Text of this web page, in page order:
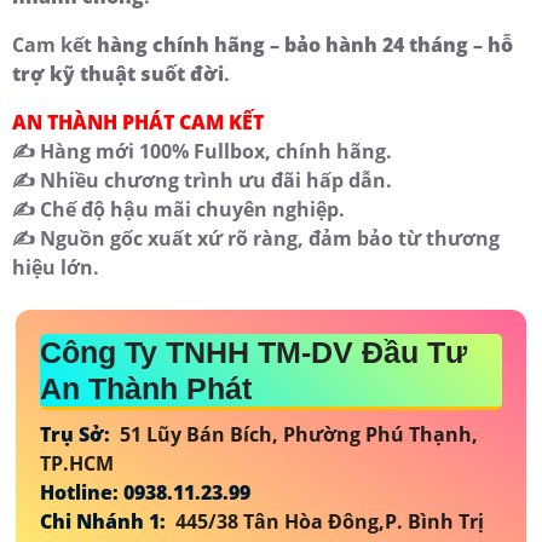
Cam kết hàng chính hãng – bảo hành 24 tháng – hỗ
trợ kỹ thuật suốt đời.
AN THÀNH PHÁT CAM KẾT
✍️ Hàng mới 100% Fullbox, chính hãng.
✍️ Nhiều chương trình ưu đãi hấp dẫn.
✍️ Chế độ hậu mãi chuyên nghiệp.
✍️ Nguồn gốc xuất xứ rõ ràng, đảm bảo từ thương
hiệu lớn.
Công Ty TNHH TM-DV Đầu Tư
An Thành Phát
Trụ Sở: 51 Lũy Bán Bích, Phường Phú Thạnh,
TP.HCM
Hotline: 0938.11.23.99
Chi Nhánh 1: 445/38 Tân Hòa Đông,P. Bình Trị